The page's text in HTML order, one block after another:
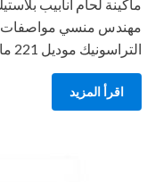
مهندس منسي مواصفات
التراسونيك موديل 221 ماركة مهندس منســي اسم الموديل…
اقرأ المزيد